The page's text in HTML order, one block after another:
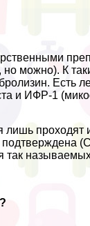
но можно). К
Есть
и ИФР-1
подтверждена